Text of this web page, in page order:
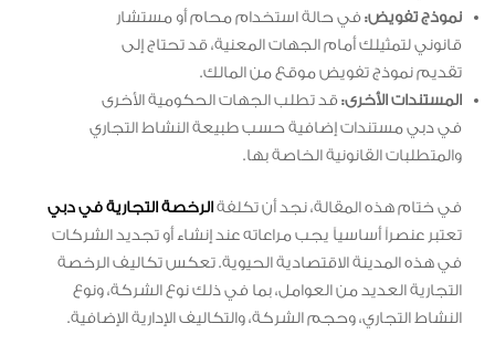
نموذج تفويض:في حالة استخدام محام أو مستشار
قانوني لتمثيلك أمام الجهات المعنية، قد تحتاج إلى
تقديم نموذج تفويض موقع من المالك.
المستندات الأخرى:قد تطلب الجهات الحكومية الأخرى
في دبي مستندات إضافية حسب طبيعة النشاط التجاري
والمتطلبات القانونية الخاصة بها.
في ختام هذه المقالة، نجد أن تكلفة الرخصة التجارية في دبي
تعتبر عنصراً أساسياً يجب مراعاته عند إنشاء أو تجديد الشركات
في هذه المدينة الاقتصادية الحيوية. تعكس تكاليف الرخصة
التجارية العديد من العوامل، بما في ذلك نوع الشركة، ونوع
النشاط التجاري، وحجم الشركة، والتكاليف الإدارية الإضافية.